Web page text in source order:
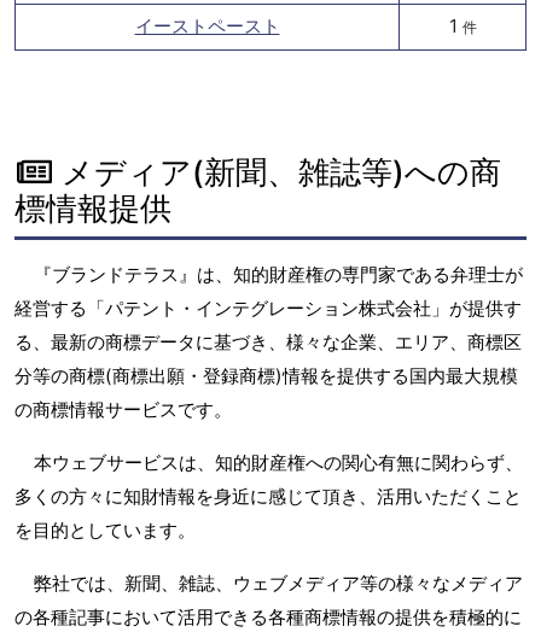
イーストペースト 1 件
メディア(新聞、雑誌等)への商
標情報提供
『ブランドテラス』は、知的財産権の専門家である弁理士が
経営する「パテント・インテグレーション株式会社」が提供す
る、最新の商標データに基づき、様々な企業、エリア、商標区
分等の商標(商標出願・登録商標)情報を提供する国内最大規模
の商標情報サービスです。
本ウェブサービスは、知的財産権への関心有無に関わらず、
多くの方々に知財情報を身近に感じて頂き、活用いただくこと
を目的としています。
弊社では、新聞、雑誌、ウェブメディア等の様々なメディア
の各種記事において活用できる各種商標情報の提供を積極的に